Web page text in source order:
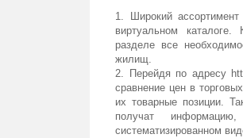
Широкий
виртуальном
разделе все
жилищ.
Перейдя по адресу
сравнение цен в
их товарные позиции.
получат
систематизированном